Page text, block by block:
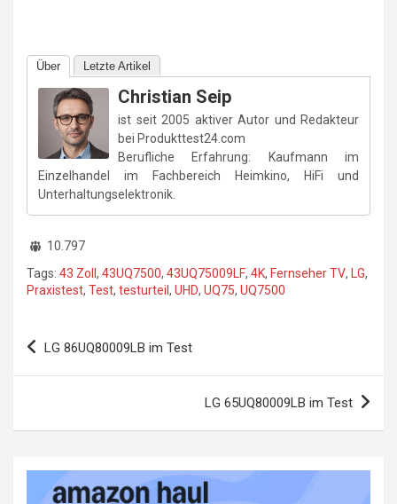
Über Letzte Artikel
Christian Seip
ist seit 2005 aktiver Autor und Redakteur
bei Produkttest24.com
Berufliche Erfahrung: Kaufmann im
Einzelhandel im Fachbereich Heimkino, HiFi und
Unterhaltungselektronik.
10.797
Tags: 43 Zoll, 43UQ7500, 43UQ75009LF, 4K, Fernseher TV, LG,
Praxistest, Test, testurteil, UHD, UQ75, UQ7500
Beitragsnavigation
LG 86UQ80009LB im Test
LG 65UQ80009LB im Test